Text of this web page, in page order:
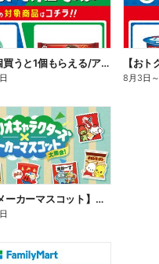
【おトク】1個買うと1個もらえる/アイス
8月3日 ～
【サンリオ×メーカーマスコット】オリジナルグッズ貰える!